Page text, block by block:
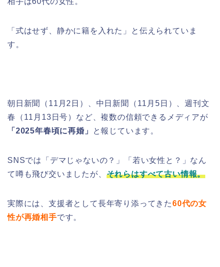
「式はせず、静かに籍を入れた」と伝えられていま
す。
朝日新聞（11月2日）、中日新聞（11月5日）、週刊文
春（11月13日号）など、複数の信頼できるメディアが
「2025年春頃に再婚」
と報じています。
SNSでは「デマじゃないの？」「若い女性と？」なん
て噂も飛び交いましたが、 それらはすべて古い情報。
実際には、支援者として長年寄り添ってきた60代の女
性が再婚相手です。